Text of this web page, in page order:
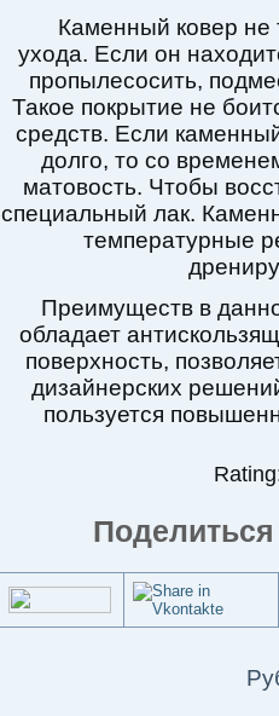
Каменный ковер не
ухода. Если он
пропылесосить,
Такое покрытие не
средств. Если
долго, то со
матовость. Чтобы
специальный лак.
температурные
Преимуществ в
обладает
поверхность,
дизайнерских
пользуется